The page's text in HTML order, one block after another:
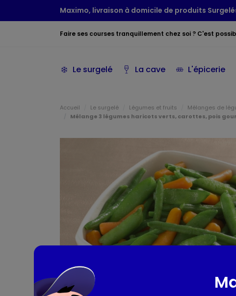
Maximo, livraison à domicile de produits
Faire ses courses tranquillement chez soi ? C'est
Le surgelé La cave L'épicerie
Accueil Le surgelé Légumes et fruits
Mélanges de
Mélange 3 légumes haricots verts, carottes, pois